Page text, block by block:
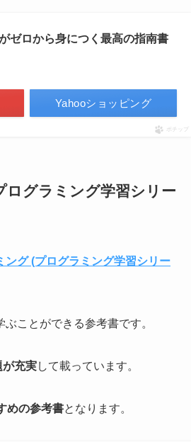
ゼロから身につく最高の指南書
Yahooショッピング
ポチップ
グラミング学習シリー
グ (プログラミング学習シリー
ことができる参考書です。
が充実して載っています。
めの参考書となります。